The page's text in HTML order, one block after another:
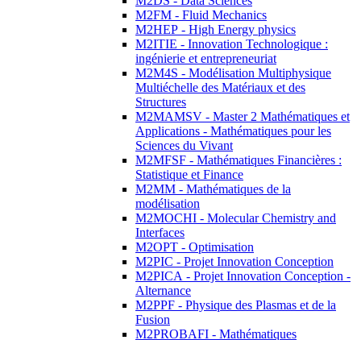
M2FM - Fluid Mechanics
M2HEP - High Energy physics
M2ITIE - Innovation Technologique :
ingénierie et entrepreneuriat
M2M4S - Modélisation Multiphysique
Multiéchelle des Matériaux et des
Structures
M2MAMSV - Master 2 Mathématiques et
Applications - Mathématiques pour les
Sciences du Vivant
M2MFSF - Mathématiques Financières :
Statistique et Finance
M2MM - Mathématiques de la
modélisation
M2MOCHI - Molecular Chemistry and
Interfaces
M2OPT - Optimisation
M2PIC - Projet Innovation Conception
M2PICA - Projet Innovation Conception -
Alternance
M2PPF - Physique des Plasmas et de la
Fusion
M2PROBAFI - Mathématiques